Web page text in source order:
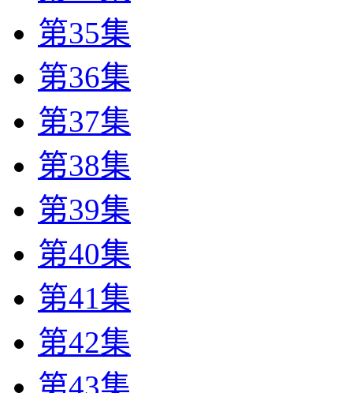
第35集
第36集
第37集
第38集
第39集
第40集
第41集
第42集
第43集